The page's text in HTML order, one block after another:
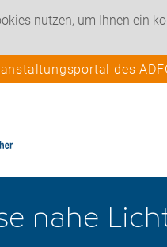
nutzen, um Ihnen ein
des
nahe